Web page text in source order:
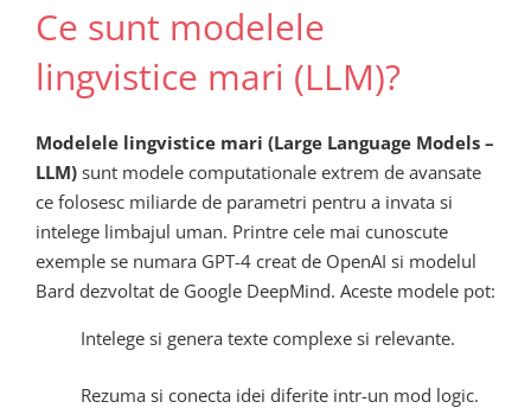
Ce sunt modelele
lingvistice mari (LLM)?
Modelele lingvistice mari (Large Language Models –
LLM) sunt modele computationale extrem de avansate
ce folosesc miliarde de parametri pentru a invata si
intelege limbajul uman. Printre cele mai cunoscute
exemple se numara GPT-4 creat de OpenAI si modelul
Bard dezvoltat de Google DeepMind. Aceste modele pot:
Intelege si genera texte complexe si relevante.
Rezuma si conecta idei diferite intr-un mod logic.